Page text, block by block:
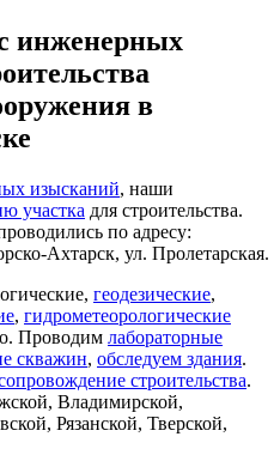
инженерных
в
изысканий, наши
участка для строительства.
по адресу:
Ахтарск, ул. Пролетарская.
геодезические,
, гидрометеорологические
Проводим лабораторные
скважин, обследуем здания.
строительства.
Владимирской,
Рязанской, Тверской,